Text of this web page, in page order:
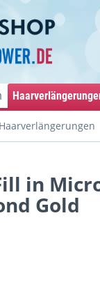
Haarverlängerungen
in
Gold